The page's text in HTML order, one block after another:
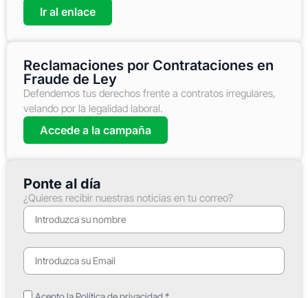
Ir al enlace
Reclamaciones por Contrataciones en
Fraude de Ley
Defendemos tus derechos frente a contratos irregulares,
velando por la legalidad laboral.
Accede a la campaña
Ponte al día
¿Quieres recibir nuestras noticias en tu correo?